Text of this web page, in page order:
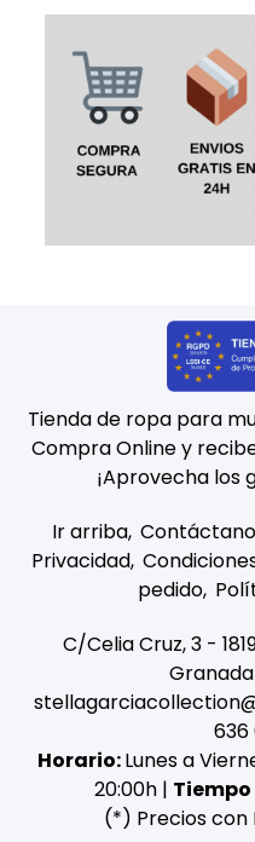
Tienda de ropa para
Compra Online y
¡Aprovecha los
Ir arriba
Privacidad
pedido
C/Celia Cruz, 3 -
636
Horario:Lunes a
20:00h |
(*) Precios con